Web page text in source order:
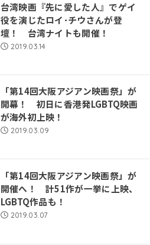
台湾映画『先に愛した人』でゲイ
役を演じたロイ･チウさんが登
壇！ 台湾ナイトも開催！
2019.03.14
「第14回大阪アジアン映画祭」が
開幕！ 初日に香港発LGBTQ映画
が海外初上映！
2019.03.09
「第14回大阪アジアン映画祭」が
開催へ！ 計51作が一挙に上映、
LGBTQ作品も！
2019.03.07